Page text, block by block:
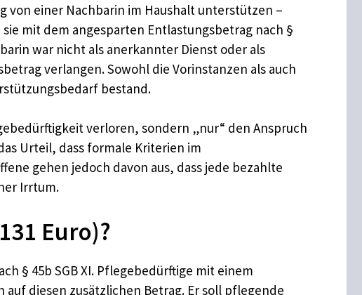
von einer Nachbarin im Haushalt unterstützen –
mit dem angesparten Entlastungsbetrag nach §
war nicht als anerkannter Dienst oder als
verlangen. Sowohl die Vorinstanzen als auch
bestand.
verloren, sondern „nur“ den Anspruch
Urteil, dass formale Kriterien im
gehen jedoch davon aus, dass jede bezahlte
Irrtum.
Euro)?
§ 45b SGB XI. Pflegebedürftige mit einem
diesen zusätzlichen Betrag. Er soll pflegende